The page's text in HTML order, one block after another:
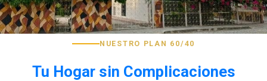
NUESTRO PLAN 60/40
Tu Hogar sin Complicaciones